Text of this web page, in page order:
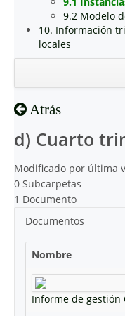
9.2 Modelo
10. Información
locales
Atrás
d) Cuarto
Modificado por última
0 Subcarpetas
1 Documento
Documentos
Nombre
Informe de gestión